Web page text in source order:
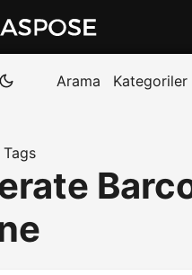
Arama Kategoriler
Tags